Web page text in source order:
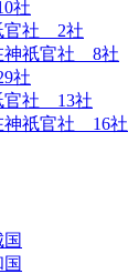
社
官社 2社
神祇官社 8社
社
官社 13社
神祇官社 16社
国
国